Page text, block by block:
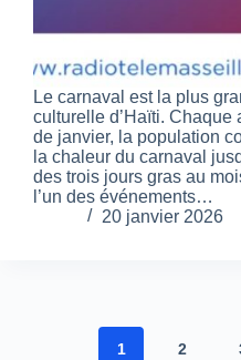
Le carnaval est la plus
culturelle d’Haïti. Chaque
de janvier, la population
la chaleur du carnaval
des trois jours gras au
l’un des événements…
20 janvier 2026
1 2